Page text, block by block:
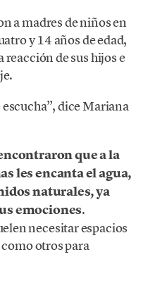
a madres de niños en
y 14 años de edad,
reacción de sus hijos e
dice Mariana
que a la
les encanta el agua,
naturales, ya
emociones.
necesitar espacios
otros para